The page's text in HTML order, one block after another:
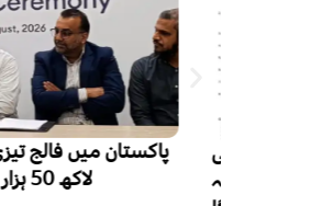
لاکھ 50 ہزار نئے مریض، ایک لاکھ اموات